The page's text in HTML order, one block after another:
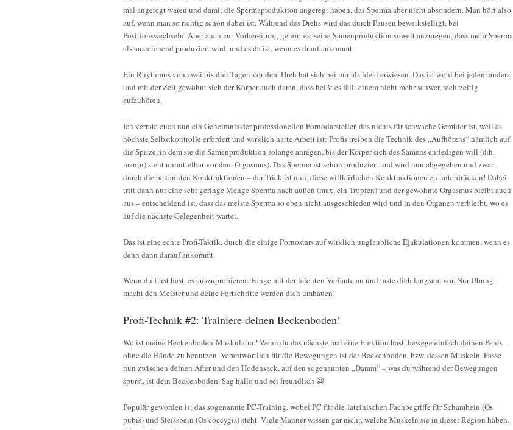
mal angeregt waren und damit die Spermaproduktion angeregt haben, das Sperma aber nicht absondern. Man hört also
auf, wenn man so richtig schön dabei ist. Während des Drehs wird das durch Pausen bewerkstelligt, bei
Positionswechseln. Aber auch zur Vorbereitung gehört es, seine Samenproduktion soweit anzuregen, dass mehr Sperma
als ausreichend produziert wird, und es da ist, wenn es drauf ankommt.
Ein Rhythmus von zwei bis drei Tagen vor dem Dreh hat sich bei mir als ideal erwiesen. Das ist wohl bei jedem anders
und mit der Zeit gewöhnt sich der Körper auch daran, dass heißt es fällt einem nicht mehr schwer, rechtzeitig
aufzuhören.
Ich verrate euch nun ein Geheimnis der professionellen Pornodarsteller, das nichts für schwache Gemüter ist, weil es
höchste Selbstkontrolle erfordert und wirklich harte Arbeit ist: Profis treiben die Technik des „Aufhörens“ nämlich auf
die Spitze, in dem sie die Samenproduktion solange anregen, bis der Körper sich des Samens entledigen will (d.h.
man(n) steht unmittelbar vor dem Orgasmus). Das Sperma ist schon produziert und wird nun abgegeben und zwar
durch die bekannten Konktraktionen – der Trick ist nun, diese willkürlichen Konktraktionen zu unterdrücken! Dabei
tritt dann nur eine sehr geringe Menge Sperma nach außen (max. ein Tropfen) und der gewohnte Orgasmus bleibt auch
aus – entscheidend ist, dass das meiste Sperma so eben nicht ausgeschieden wird und in den Organen verbleibt, wo es
auf die nächste Gelegenheit wartet.
Das ist eine echte Profi-Taktik, durch die einige Pornostars auf wirklich unglaubliche Ejakulationen kommen, wenn es
denn dann darauf ankommt.
Wenn du Lust hast, es auszuprobieren: Fange mit der leichten Variante an und taste dich langsam vor. Nur Übung
macht den Meister und deine Fortschritte werden dich umhauen!
Profi-Technik #2: Trainiere deinen Beckenboden!
Wo ist meine Beckenboden-Muskulatur? Wenn du das nächste mal eine Erektion hast, bewege einfach deinen Penis –
ohne die Hände zu benutzen. Verantwortlich für die Bewegungen ist der Beckenboden, bzw. dessen Muskeln. Fasse
nun zwischen deinen After und den Hodensack, auf den sogenannten „Damm“ – was du während der Bewegungen
spürst, ist dein Beckenboden. Sag hallo und sei freundlich 😀
Populär geworden ist das sogenannte PC-Training, wobei PC für die lateinischen Fachbegriffe für Schambein (Os
pubis) und Steissbein (Os coccygis) steht. Viele Männer wissen gar nicht, welche Muskeln sie in dieser Region haben.